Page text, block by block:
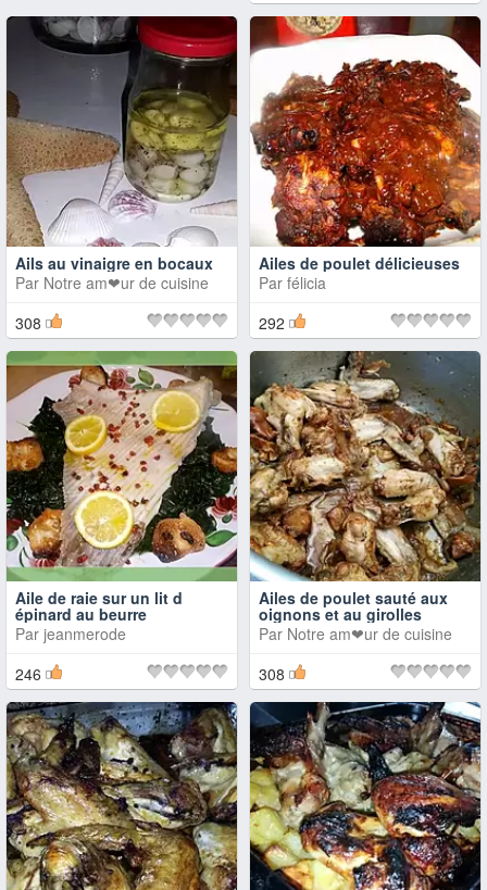
Ails au vinaigre en bocaux
Par Notre am❤ur de cuisine
308
Ailes de poulet délicieuses
Par félicia
292
Aile de raie sur un lit d
épinard au beurre
Par jeanmerode
246
Ailes de poulet sauté aux
oignons et au girolles
Par Notre am❤ur de cuisine
308